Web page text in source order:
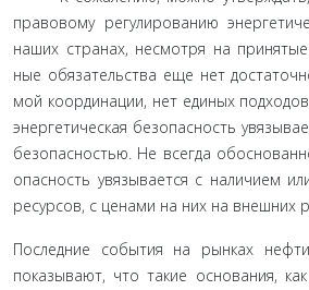
правовому регулированию
наших странах, несмотря на
ные обязательства еще нет
мой координации, нет единых
энергетическая безопасность
безопасностью. Не всегда
опасность увязывается с наличием
ресурсов, с ценами на них на внешних
Последние события на рынках
показывают, что такие основания,